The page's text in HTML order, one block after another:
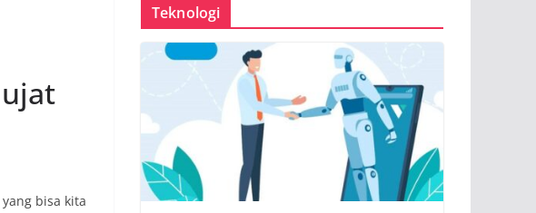
bisa kita
Teknologi